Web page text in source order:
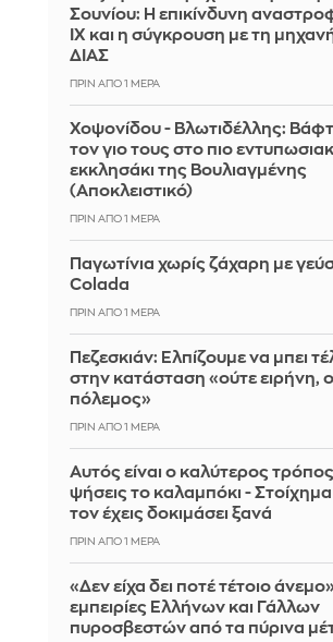
Σουνίου: Η επικίνδυνη
ΙΧ και η σύγκρουση με τη
ΔΙΑΣ
ΠΡΙΝ ΑΠΌ 1 ΜΈΡΑ
Χοψονίδου - Βλωτιδέλλης:
τον γιο τους στο πιο
εκκλησάκι της Βουλιαγμένης
(Αποκλειστικό)
ΠΡΙΝ ΑΠΌ 1 ΜΈΡΑ
Παγωτίνια χωρίς ζάχαρη με
Colada
ΠΡΙΝ ΑΠΌ 1 ΜΈΡΑ
Πεζεσκιάν: Ελπίζουμε να μπει
στην κατάσταση «ούτε ειρήνη,
πόλεμος»
ΠΡΙΝ ΑΠΌ 1 ΜΈΡΑ
Αυτός είναι ο καλύτερος
ψήσεις το καλαμπόκι - Στοίχημα
τον έχεις δοκιμάσει ξανά
ΠΡΙΝ ΑΠΌ 1 ΜΈΡΑ
«Δεν είχα δει ποτέ τέτοιο
εμπειρίες Ελλήνων και Γάλλων
πυροσβεστών από τα πύρινα